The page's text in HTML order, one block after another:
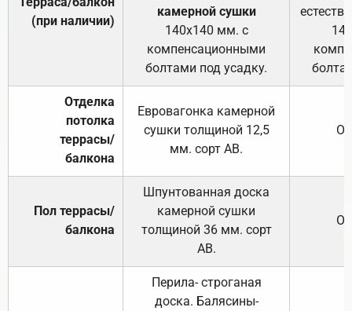
(при наличии)
камерной сушки
140х140 мм. с
компенсационными
болтами под усадку.
Отделка
потолка
террасы/
балкона
Евровагонка камерной
сушки толщиной 12,5
мм. сорт АВ.
Пол террасы/
балкона
Шпунтованная доска
камерной сушки
толщиной 36 мм. сорт
АВ.
Перила- строганая
доска. Балясины-